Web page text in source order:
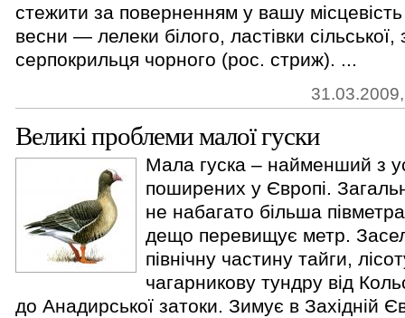
стежити за поверненням у вашу місцевість
весни — лелеки білого, ластівки сільської,
серпокрильця чорного (рос. стриж). ...
Великі проблеми малої гуски
Мала гуска – найменший з
поширених у Європі.
не набагато більша
дещо перевищує метр.
північну частину тайги,
чагарникову тундру від
до Анадирської затоки. Зимує в Західній